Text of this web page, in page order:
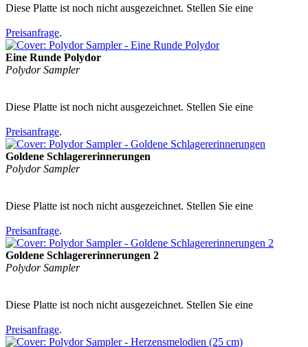
Diese Platte ist noch nicht ausgezeichnet. Stellen Sie eine
Preisanfrage.
Eine Runde Polydor
Polydor Sampler
Diese Platte ist noch nicht ausgezeichnet. Stellen Sie eine
Preisanfrage.
Goldene Schlagererinnerungen
Polydor Sampler
Diese Platte ist noch nicht ausgezeichnet. Stellen Sie eine
Preisanfrage.
Goldene Schlagererinnerungen 2
Polydor Sampler
Diese Platte ist noch nicht ausgezeichnet. Stellen Sie eine
Preisanfrage.